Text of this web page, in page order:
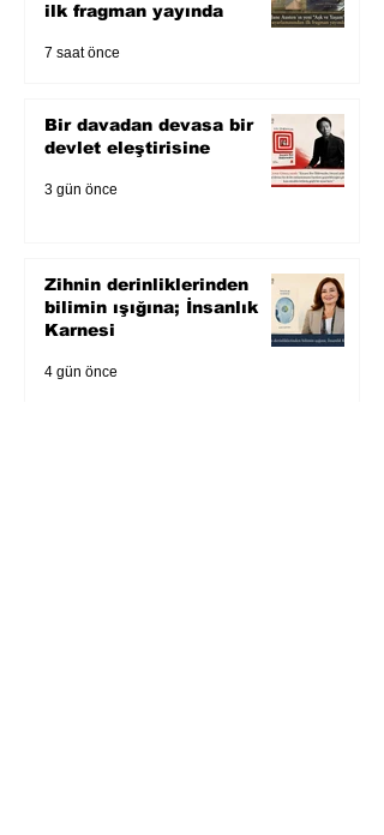
ilk fragman yayında
7 saat önce
Bir davadan devasa bir
devlet eleştirisine
3 gün önce
Zihnin derinliklerinden
bilimin ışığına; İnsanlık
Karnesi
4 gün önce